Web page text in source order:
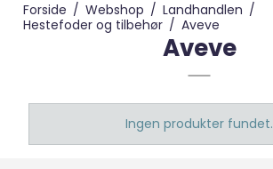
Forside / Webshop / Landhandlen /
Hestefoder og tilbehør / Aveve
Aveve
Ingen produkter fundet.